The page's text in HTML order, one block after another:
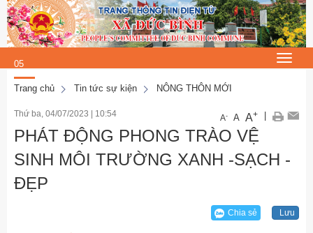
Thứ 6, 7/8/2026
5
:
05
:
Toggle
Trang chủ
Tin tức sự kiện NÔNG THÔN MỚI
Thứ ba, 04/07/2023 10:54 A- A A+
PHÁT ĐỘNG PHONG TRÀO VỆ
SINH MÔI TRƯỜNG XANH -SẠCH -
ĐẸP
Chia sẻ Lưu